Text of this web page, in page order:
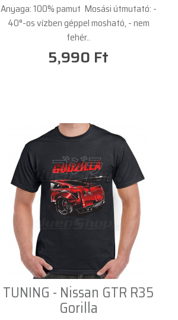
Anyaga: 100% pamut Mosási útmutató: -
40°-os vízben géppel mosható, - nem
fehér..
5,990 Ft
TUNING - Nissan GTR R35
Gorilla